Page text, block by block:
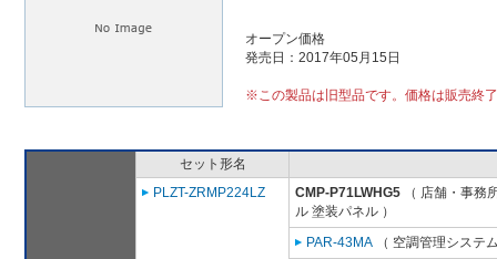
オープン価格
発売日：2017年05月15日
※この製品は旧型品です。価格は販売終
セット形名
PLZT-ZRMP224LZ
CMP-P71LWHG5 （ 店舗・事務
ル 塗装パネル ）
PAR-43MA （ 空調管理システ